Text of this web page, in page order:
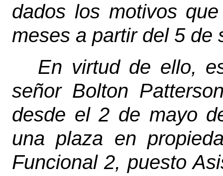
dados los motivos
meses a partir del 5 de
En virtud de ello,
señor Bolton
desde el 2 de mayo
una plaza en
Funcional 2, puesto